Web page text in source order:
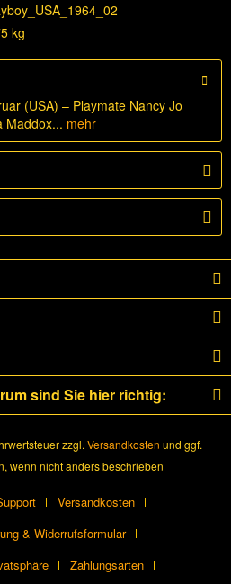
kg
(USA) – Playmate Nancy Jo
Maddox... mehr
sind Sie hier richtig:
zzgl. Versandkosten und ggf.
wenn nicht anders beschrieben
Versandkosten
& Widerrufsformular
Zahlungsarten